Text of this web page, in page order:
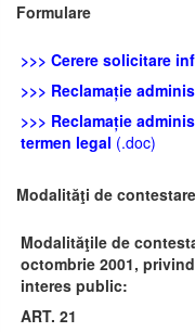
Formulare
>>> Cerere solicitare
>>> Reclamație
>>> Reclamație
termen legal (.doc)
Modalităţi de contestare
Modalităţile de
octombrie 2001,
interes public:
ART. 21